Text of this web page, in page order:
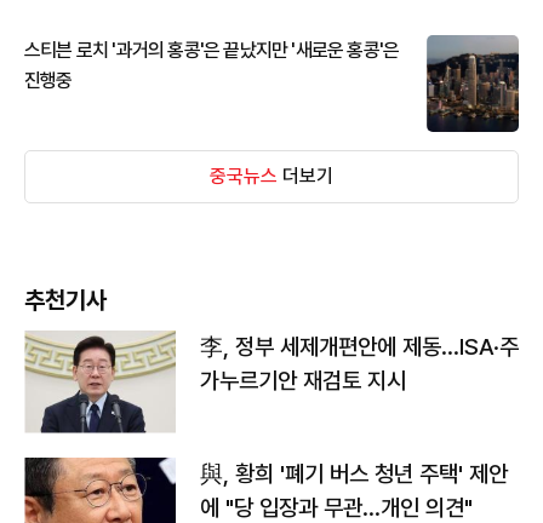
스티븐 로치 '과거의 홍콩'은 끝났지만 '새로운 홍콩'은
진행중
중국뉴스 더보기
추천기사
李, 정부 세제개편안에 제동…ISA·주
가누르기안 재검토 지시
與, 황희 '폐기 버스 청년 주택' 제안
에 "당 입장과 무관…개인 의견"